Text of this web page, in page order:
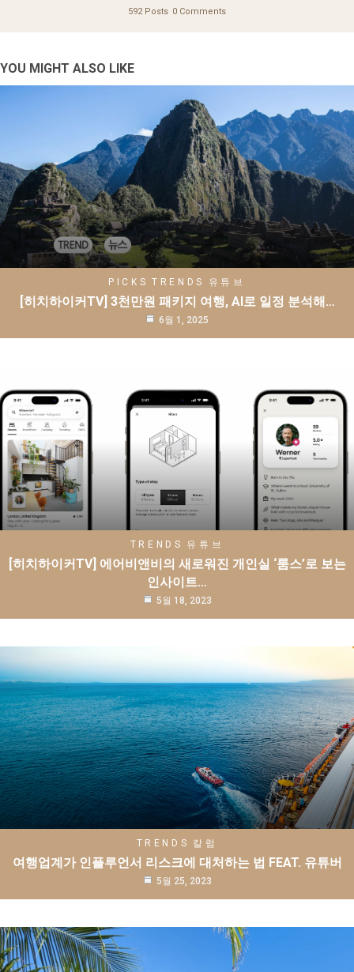
592 Posts 0 Comments
YOU MIGHT ALSO LIKE
PICKS TRENDS 유튜브
[히치하이커TV] 3천만원 패키지 여행, AI로 일정 분석해…
6월 1, 2025
TRENDS 유튜브
[히치하이커TV] 에어비앤비의 새로워진 개인실 ‘룸스’로 보는
인사이트…
5월 18, 2023
TRENDS 칼럼
여행업계가 인플루언서 리스크에 대처하는 법 FEAT. 유튜버
5월 25, 2023